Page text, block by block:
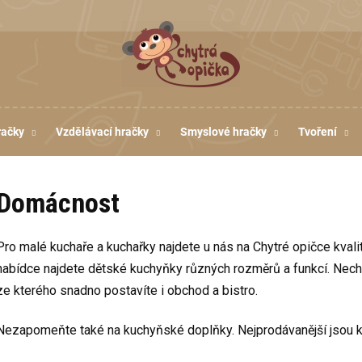
Vzdělávací hračky Smyslové hračky Tvoření
malé kuchaře a kuchařky najdete u nás na Chytré opičce
najdete dětské kuchyňky různých rozměrů a funkcí.
kterého snadno postavíte i obchod a bistro.
také na kuchyňské doplňky. Nejprodávanější jsou